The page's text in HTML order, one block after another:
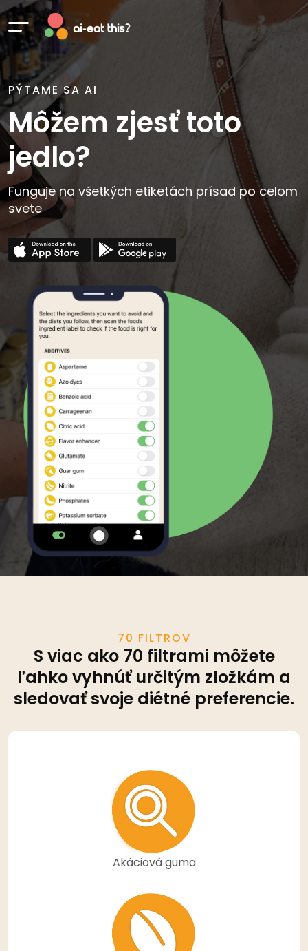
PÝTAME SA AI
Môžem zjesť toto
jedlo?
Funguje na všetkých etiketách prísad po celom
svete
70 FILTROV
S viac ako 70 filtrami môžete
ľahko vyhnúť určitým zložkám a
sledovať svoje diétné preferencie.
Akáciová guma